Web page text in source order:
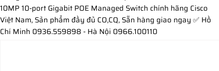
10MP 10-port Gigabit POE Managed Switch chính hãng Cisco
Việt Nam, Sản phẩm đầy đủ CO,CQ, Sẵn hàng giao ngay ✅ Hồ
Chí Minh 0936.559898 - Hà Nội 0966.100110